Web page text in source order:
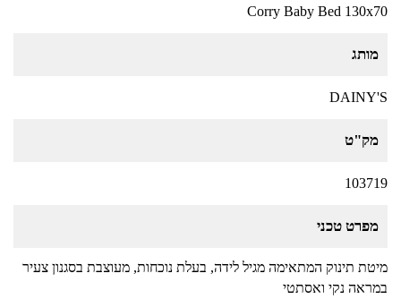
Corry Baby Bed 130x70
מותג
DAINY'S
מק"ט
103719
מפרט טכני
מיטת תינוק המתאימה מגיל לידה, בעלת נוכחות, מעוצבת בסגנון צעיר
במראה נקי ואסתטי